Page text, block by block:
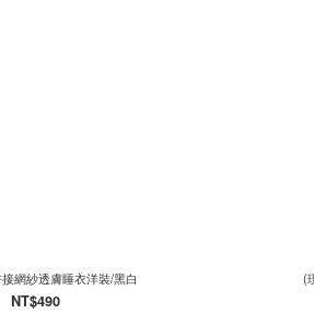
網紗透膚睡衣洋裝/黑白
NT$490
(